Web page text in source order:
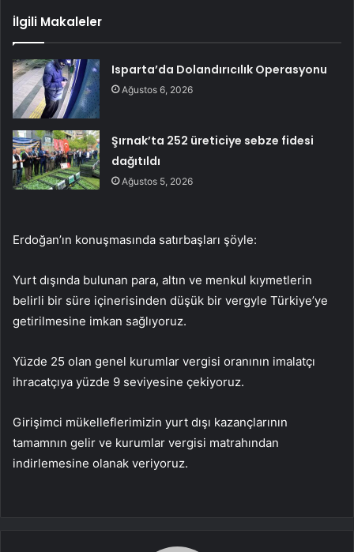
İlgili Makaleler
Isparta’da Dolandırıcılık Operasyonu
Ağustos 6, 2026
Şırnak’ta 252 üreticiye sebze fidesi
dağıtıldı
Ağustos 5, 2026
Erdoğan’ın konuşmasında satırbaşları şöyle:
Yurt dışında bulunan para, altın ve menkul kıymetlerin
belirli bir süre içinerisinden düşük bir vergyle Türkiye’ye
getirilmesine imkan sağlıyoruz.
Yüzde 25 olan genel kurumlar vergisi oranının imalatçı
ihracatçıya yüzde 9 seviyesine çekiyoruz.
Girişimci mükelleflerimizin yurt dışı kazançlarının
tamamnın gelir ve kurumlar vergisi matrahından
indirlemesine olanak veriyoruz.